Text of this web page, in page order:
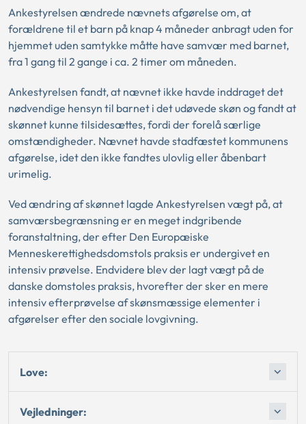
Ankestyrelsen ændrede nævnets afgørelse om, at
forældrene til et barn på knap 4 måneder anbragt uden for
hjemmet uden samtykke måtte have samvær med barnet,
fra 1 gang til 2 gange i ca. 2 timer om måneden.
Ankestyrelsen fandt, at nævnet ikke havde inddraget det
nødvendige hensyn til barnet i det udøvede skøn og fandt at
skønnet kunne tilsidesættes, fordi der forelå særlige
omstændigheder. Nævnet havde stadfæstet kommunens
afgørelse, idet den ikke fandtes ulovlig eller åbenbart
urimelig.
Ved ændring af skønnet lagde Ankestyrelsen vægt på, at
samværsbegrænsning er en meget indgribende
foranstaltning, der efter Den Europæiske
Menneskerettighedsdomstols praksis er undergivet en
intensiv prøvelse. Endvidere blev der lagt vægt på de
danske domstoles praksis, hvorefter der sker en mere
intensiv efterprøvelse af skønsmæssige elementer i
afgørelser efter den sociale lovgivning.
Love:
Vejledninger: